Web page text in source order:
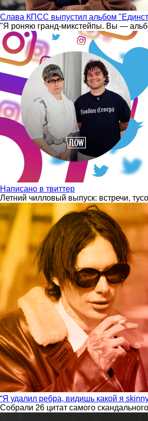
Слава КПСС выпустил альбом
"Я роняю гранд-микстейпы. Вы —
Написано в твиттер
Летний чилловый выпуск: встречи,
“Я удалил ребра, видишь какой я
Собрали 26 цитат самого